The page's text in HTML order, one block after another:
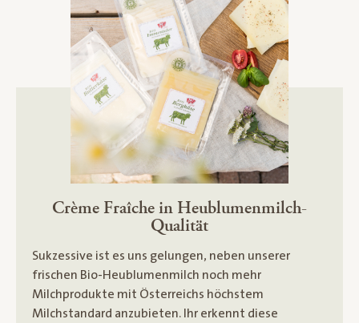
Crème Fraîche in Heublumenmilch-
Qualität
Sukzessive ist es uns gelungen, neben unserer
frischen Bio-Heublumenmilch noch mehr
Milchprodukte mit Österreichs höchstem
Milchstandard anzubieten. Ihr erkennt diese